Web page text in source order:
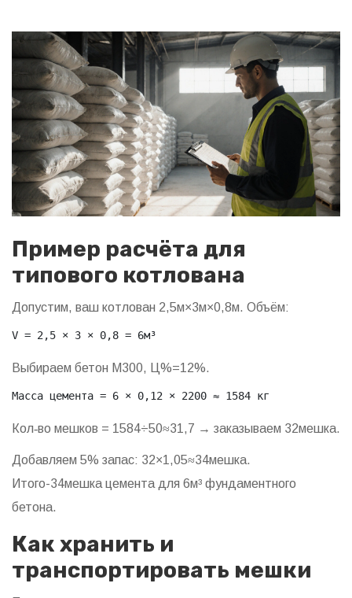
Пример расчёта для
типового котлована
Допустим, ваш котлован 2,5м×3м×0,8м. Объём:
V = 2,5 × 3 × 0,8 = 6м³
Выбираем бетон М300, Ц%=12%.
Масса цемента = 6 × 0,12 × 2200 ≈ 1584 кг
Кол‑во мешков = 1584÷50≈31,7 → заказываем 32мешка.
Добавляем 5% запас: 32×1,05≈34мешка.
Итого-34мешка цемента для 6м³ фундаментного
бетона.
Как хранить и
транспортировать мешки